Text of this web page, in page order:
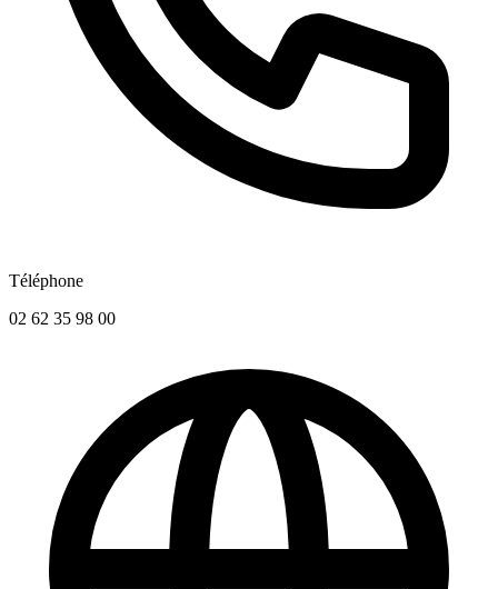
Téléphone
02 62 35 98 00